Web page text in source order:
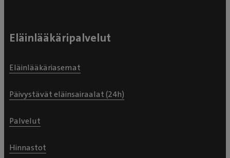
Eläinlääkäripalvelut
Eläinlääkäriasemat
Päivystävät eläinsairaalat (24h)
Palvelut
Hinnastot